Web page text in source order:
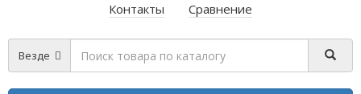
Контакты
Сравнение
Везде